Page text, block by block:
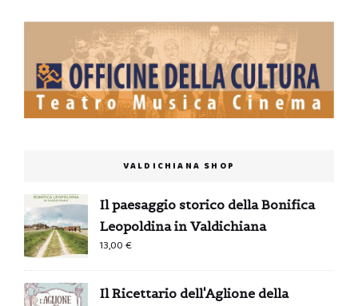
VALDICHIANA SHOP
Il paesaggio storico della Bonifica
Leopoldina in Valdichiana
13,00€
Il Ricettario dell'Aglione della